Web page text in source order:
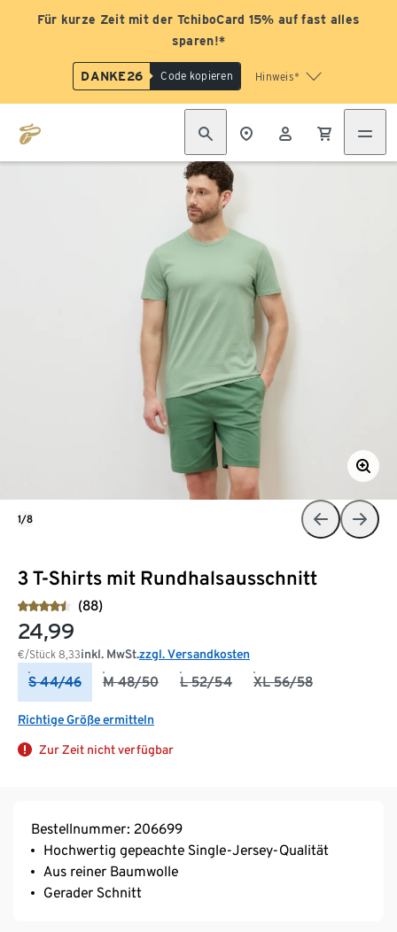
Für kurze Zeit mit der TchiboCard 15% auf fast alles
sparen!*
DANKE26 Code kopieren Hinweis*
3 T-Shirts mit Rundhalsausschnitt
(88)
24,99
€/Stück 8,33inkl. MwSt.zzgl. Versandkosten
S 44/46 M 48/50 L 52/54 XL 56/58
Richtige Größe ermitteln
Zur Zeit nicht verfügbar
1/8
Bestellnummer: 206699
Hochwertig gepeachte Single-Jersey-Qualität
Aus reiner Baumwolle
Gerader Schnitt